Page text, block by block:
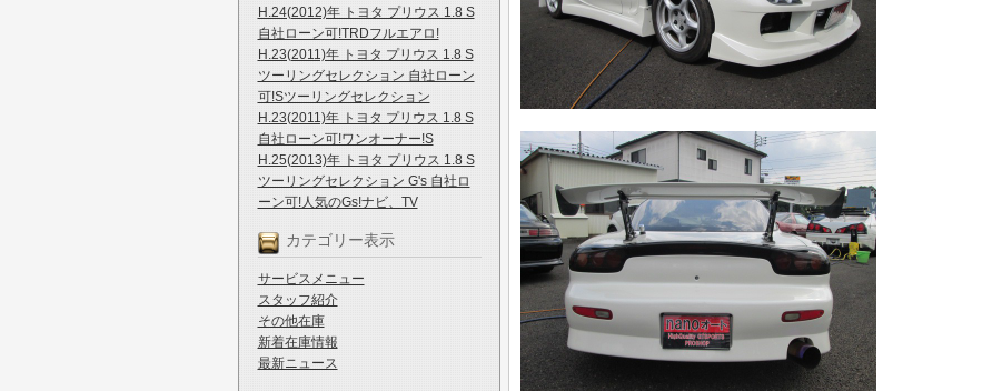
H.24(2012)年 トヨタ プリウス 1.8 S
自社ローン可!TRDフルエアロ!
H.23(2011)年 トヨタ プリウス 1.8 S
ツーリングセレクション 自社ローン
可!Sツーリングセレクション
H.23(2011)年 トヨタ プリウス 1.8 S
自社ローン可!ワンオーナー!S
H.25(2013)年 トヨタ プリウス 1.8 S
ツーリングセレクション G's 自社ロ
ーン可!人気のGs!ナビ、TV
カテゴリー表示
サービスメニュー
スタッフ紹介
その他在庫
新着在庫情報
最新ニュース